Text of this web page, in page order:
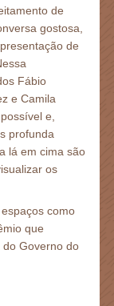
de
gostosa,
de
Fábio
e Camila
e,
profunda
lá em cima são
os
como
que
do Governo do